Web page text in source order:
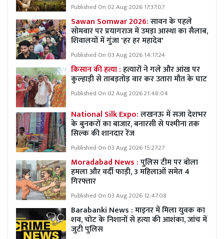
Published On 02 Aug 2026 17:37:07
Sawan Somwar 2026:सावन के पहले
सोमवार पर प्रयागराज में उमड़ा आस्था का सैलाब,
शिवालयों में गुंजा 'हर हर महादेव'
Published On 03 Aug 2026 14:17:24
किसान की हत्या :हत्यारों ने गले और आंख पर
कुल्हाड़ी से ताबड़तोड़ वार कर उतारा मौत के घाट
Published On 02 Aug 2026 21:48:04
National Silk Expo:लखनऊ में सजा देशभर
के बुनकरों का बाजार, बनारसी से पश्मीना तक
सिल्क की शानदार रेंज
Published On 03 Aug 2026 15:27:27
Moradabad News :पुलिस टीम पर बोला
हमला और वर्दी फाड़ी, 3 महिलाओं समेत 4
गिरफ्तार
Published On 03 Aug 2026 12:47:08
Barabanki News : माइनर में मिला युवक का
शव, चोट के निशानों से हत्या की आशंका, जांच में
जुटी पुलिस